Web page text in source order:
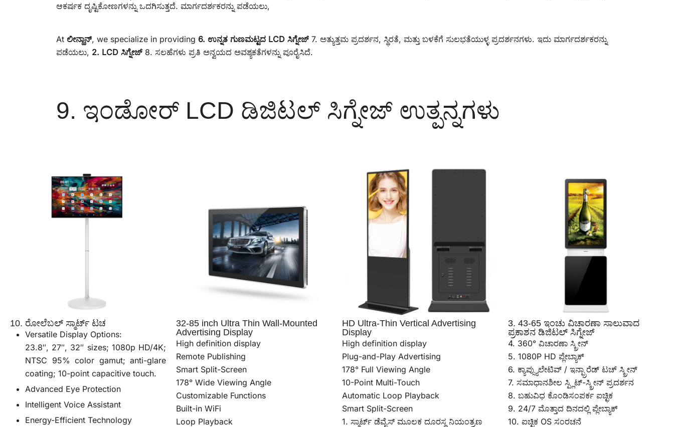
ಆಕರ್ಷಕ ದೃಷ್ಟಿಕೋಣಗಳನ್ನು ಒದಗಿಸುತ್ತದೆ. ಮಾರ್ಗದರ್ಶಕರನ್ನು ಪಡೆಯಲು,
At ಲೀನ್ಹಾನ್, we specialize in providing 6. ಉನ್ನತ ಗುಣಮಟ್ಟದ LCD ಸಿಗ್ನೇಜ್ 7. ಅತ್ಯುತ್ತಮ ಪ್ರದರ್ಶನ, ಸ್ಥಿರತೆ, ಮತ್ತು ಬಳಕೆಗೆ ಸುಲಭತೆಯುಳ್ಳ ಪ್ರದರ್ಶನಗಳು. ಇದು ಮಾರ್ಗದರ್ಶಕರನ್ನು
ಪಡೆಯಲು, 2. LCD ಸಿಗ್ನೇಜ್ 8. ಸಲಹೆಗಳು ಪ್ರತಿ ಅನ್ವಯದ ಅವಶ್ಯಕತೆಗಳನ್ನು ಪೂರೈಸಿದೆ.
9. ಇಂಡೋರ್ LCD ಡಿಜಿಟಲ್ ಸಿಗ್ನೇಜ್ ಉತ್ಪನ್ನಗಳು
10. ರೋಲೆಬಲ್ ಸ್ಮಾರ್ಟ್ ಟಚ
Versatile Display Options:
23.8″, 27″, 32″ sizes; 1080p HD/4K;
NTSC 95% color gamut; anti-glare
coating; 10-point capacitive touch.
Advanced Eye Protection
Intelligent Voice Assistant
Energy-Efficient Technology
32-85 inch Ultra Thin Wall-Mounted
Advertising Display
High definition display
Remote Publishing
Smart Split-Screen
178° Wide Viewing Angle
Customizable Functions
Built-in WiFi
Loop Playback
HD Ultra-Thin Vertical Advertising
Display
High definition display
Plug-and-Play Advertising
178° Full Viewing Angle
10-Point Multi-Touch
Automatic Loop Playback
Smart Split-Screen
1. ಸ್ಮಾರ್ಟ್ ಡೆವೈಸ್ ಮೂಲಕ ದೂರಸ್ಥ ನಿಯಂತ್ರಣ
3. 43-65 ಇಂಚು ವಿಚಾರಣಾ ಸಾಲುವಾದ
ಪ್ರಕಾಶನ ಡಿಜಿಟಲ್ ಸಿಗ್ನೇಜ್
4. 360° ವಿಚಾರಣಾ ಸ್ಕ್ರೀನ್
5. 1080P HD ಪ್ಲೇಬ್ಯಾಕ್
6. ಕ್ಯಾಪ್ಸ್ಯುಲೇಟಿವ್ / ಇನ್ಫ್ರಾರೆಡ್ ಟಚ್ ಸ್ಕ್ರೀನ್
7. ಸಮಾಧಾನಶೀಲ ಸ್ಪ್ಲಿಟ್-ಸ್ಕ್ರೀನ್ ಪ್ರದರ್ಶನ
8. ಬಹುವಿಧ ಕೊಂಡಿಸಂಪರ್ಕ ಐಚ್ಛಿಕ
9. 24/7 ಮೊತ್ತಾದ ದಿನದಲ್ಲಿ ಪ್ಲೇಬ್ಯಾಕ್
10. ಐಚ್ಛಿಕ OS ಸಂರಚನೆ